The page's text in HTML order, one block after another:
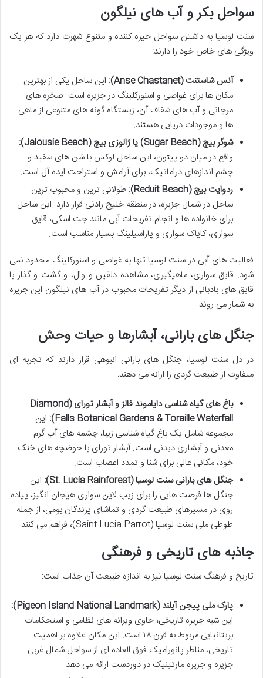
سواحل بکر و آب های نیلگون
سنت لوسیا به داشتن سواحل خیره کننده و متنوع شهرت دارد که هر یک
ویژگی های خاص خود را دارند:
آنس شاستنت (Anse Chastanet):
این ساحل یکی از بهترین
مکان ها برای غواصی و اسنورکلینگ در جزیره است. صخره های
مرجانی و آب های شفاف آن، زیستگاه گونه های متنوعی از ماهی
ها و موجودات دریایی هستند.
شوگر بیچ (Sugar Beach) یا ژالوزی بیچ (Jalousie Beach):
واقع در میان دو پیتون، این ساحل لوکس با شن های سفید و
چشم اندازهای دراماتیک، برای آرامش و استراحت ایده آل است.
ردوایت بیچ (Reduit Beach):
طولانی ترین و محبوب ترین
ساحل در شمال جزیره، در منطقه خلیج رادنی قرار دارد. این ساحل
برای خانواده ها و انجام تفریحات آبی مانند جت اسکی، قایق
سواری، کایاک سواری و پاراسیلینگ بسیار مناسب است.
فعالیت های آبی در سنت لوسیا تنها به غواصی و اسنورکلینگ محدود نمی
شود. قایق سواری، ماهیگیری، مشاهده دلفین و وال، و گشت و گذار با
قایق های بادبانی از دیگر تفریحات محبوب در آب های نیلگون این جزیره
به شمار می روند.
جنگل های بارانی، آبشارها و حیات وحش
در دل سنت لوسیا، جنگل های بارانی انبوهی قرار دارند که تجربه ای
متفاوت از طبیعت گردی را ارائه می دهند:
باغ های گیاه شناسی دایاموند فالز و آبشار تورای (Diamond
Falls Botanical Gardens & Toraille Waterfall): این
مجموعه شامل یک باغ گیاه شناسی زیبا، چشمه های آب گرم
معدنی و آبشاری دیدنی است. آبشار تورای با حوضچه های خنک
خود، مکانی عالی برای شنا و تمدد اعصاب است.
جنگل های بارانی سنت لوسیا (St. Lucia Rainforest):
این
جنگل ها فرصت هایی را برای زیپ لاین سواری هیجان انگیز، پیاده
روی در مسیرهای طبیعت گردی و تماشای پرندگان بومی، از جمله
طوطی ملی سنت لوسیا (Saint Lucia Parrot)، فراهم می کنند.
جاذبه های تاریخی و فرهنگی
تاریخ و فرهنگ سنت لوسیا نیز به اندازه طبیعت آن جذاب است:
پارک ملی پیجن آیلند (Pigeon Island National Landmark):
این شبه جزیره تاریخی، حاوی ویرانه های نظامی و استحکامات
بریتانیایی مربوط به قرن ۱۸ است. این مکان علاوه بر اهمیت
تاریخی، مناظر پانورامیک فوق العاده ای از سواحل شمال غربی
جزیره و جزیره مارتینیک در دوردست ارائه می دهد.